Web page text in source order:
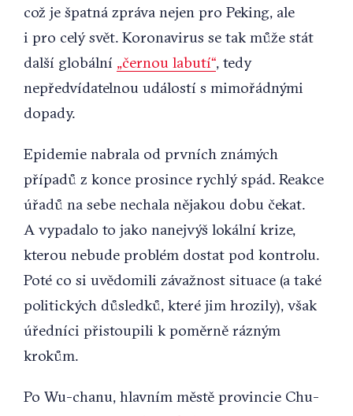
což je špatná zpráva nejen pro Peking, ale
i pro celý svět. Koronavirus se tak může stát
další globální „černou labutí“, tedy
nepředvídatelnou událostí s mimořádnými
dopady.
Epidemie nabrala od prvních známých
případů z konce prosince rychlý spád. Reakce
úřadů na sebe nechala nějakou dobu čekat.
A vypadalo to jako nanejvýš lokální krize,
kterou nebude problém dostat pod kontrolu.
Poté co si uvědomili závažnost situace (a také
politických důsledků, které jim hrozily), však
úředníci přistoupili k poměrně rázným
krokům.
Po Wu-chanu, hlavním městě provincie Chu-